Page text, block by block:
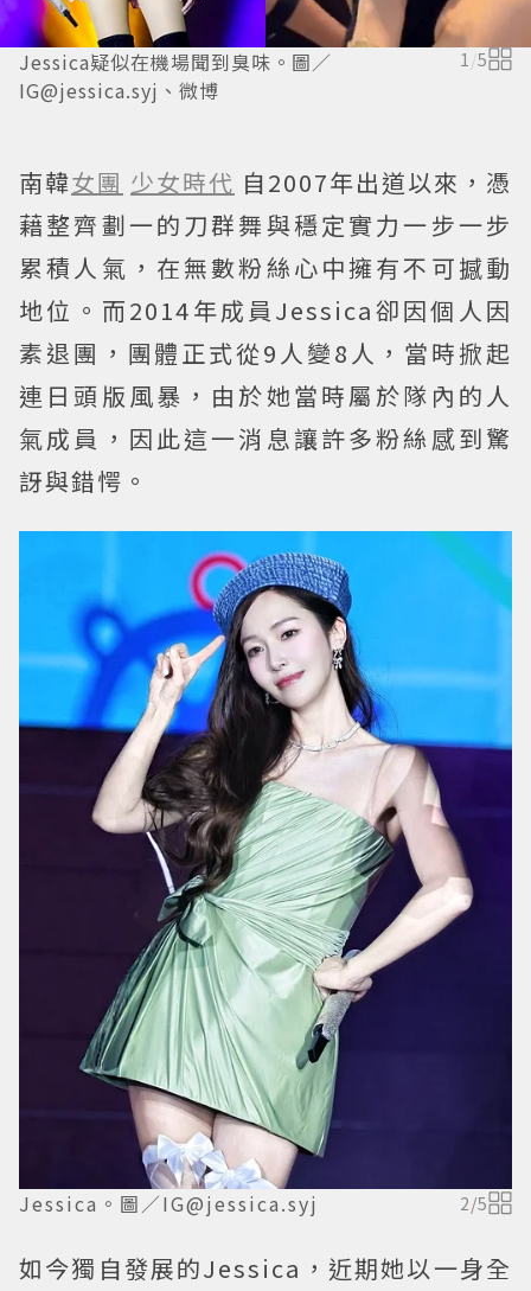
Jessica疑似在機場聞到臭味。圖／
IG@jessica.syj、微博
1/5
南韓女團 少女時代 自2007年出道以來，憑
藉整齊劃一的刀群舞與穩定實力一步一步
累積人氣，在無數粉絲心中擁有不可撼動
地位。而2014年成員Jessica卻因個人因
素退團，團體正式從9人變8人，當時掀起
連日頭版風暴，由於她當時屬於隊內的人
氣成員，因此這一消息讓許多粉絲感到驚
訝與錯愕。
Jessica。圖／IG@jessica.syj 2/5
如今獨自發展的Jessica，近期她以一身全